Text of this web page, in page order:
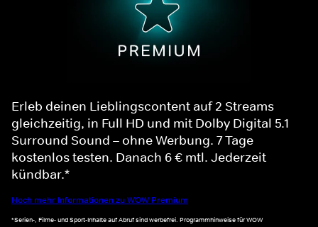
Erleb deinen Lieblingscontent auf 2 Streams
gleichzeitig, in Full HD und mit Dolby Digital 5.1
Surround Sound – ohne Werbung. 7 Tage
kostenlos testen. Danach 6 € mtl. Jederzeit
kündbar.*
Noch mehr Informationen zu WOW Premium
*Serien-, Filme- und Sport-Inhalte auf Abruf sind werbefrei. Programmhinweise für WOW